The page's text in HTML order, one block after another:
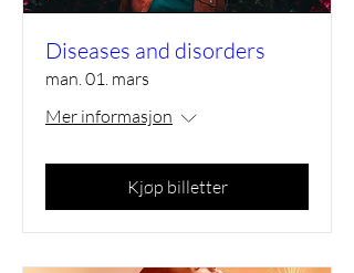
Diseases and disorders
man. 01. mars
Mer informasjon
Kjøp billetter